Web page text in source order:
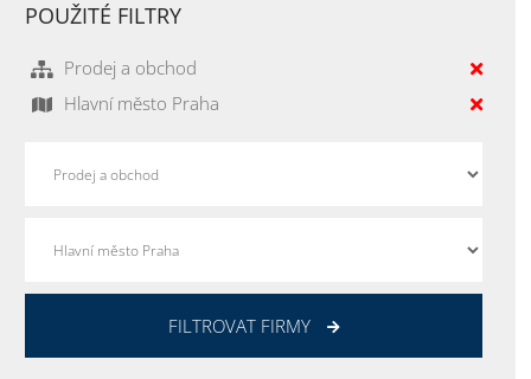
POUŽITÉ FILTRY
Prodej a obchod
Hlavní město Praha
FILTROVAT FIRMY